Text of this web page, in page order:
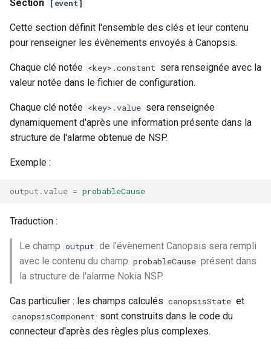
Section [event]
Cette section définit l'ensemble des clés et leur contenu
pour renseigner les évènements envoyés à Canopsis.
Chaque clé notée <key>.constant sera renseignée avec la
valeur notée dans le fichier de configuration.
Chaque clé notée <key>.value sera renseignée
dynamiquement d'après une information présente dans la
structure de l'alarme obtenue de NSP.
Exemple :
output.value = probableCause
Traduction :
Le champ output de l'évènement Canopsis sera rempli
avec le contenu du champ probableCause présent dans
la structure de l'alarme Nokia NSP.
Cas particulier : les champs calculés canopsisState et
canopsisComponent sont construits dans le code du
connecteur d'après des règles plus complexes.